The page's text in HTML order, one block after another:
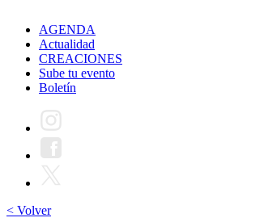
AGENDA
Actualidad
CREACIONES
Sube tu evento
Boletín
< Volver